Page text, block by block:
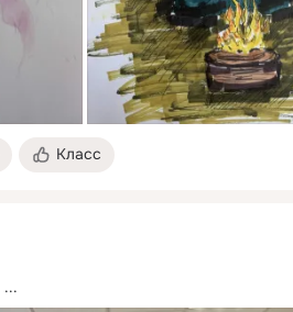
Класс
...